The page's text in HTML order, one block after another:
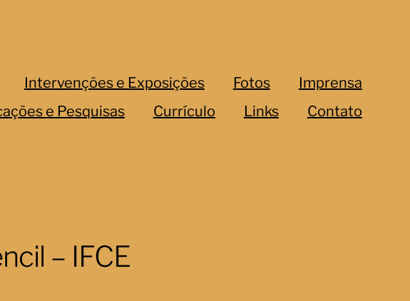
Intervenções e Exposições Fotos
Imprensa
e Pesquisas
Currículo Links Contato
– IFCE